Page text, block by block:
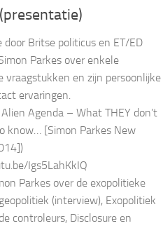
door Britse politicus en ET/ED
Parkes over enkele
vraagstukken en zijn persoonlijke
ervaringen.
Alien Agenda – What THEY don’t
know… [Simon Parkes New
Igs5LahKkIQ
Parkes over de exopolitieke
(interview), Exopolitiek
controleurs, Disclosure en